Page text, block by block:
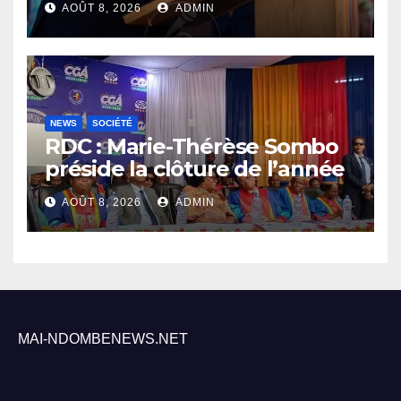
sécurité sa priorité
AOÛT 8, 2026 ADMIN
NEWS SOCIÉTÉ
RDC : Marie-Thérèse Sombo
préside la clôture de l’année
académique 2025-2026 à
l’UNIKIN
AOÛT 8, 2026 ADMIN
MAI-NDOMBENEWS.NET